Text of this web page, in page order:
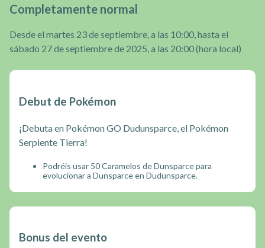
Completamente normal
Desde el martes 23 de septiembre, a las 10:00, hasta el
sábado 27 de septiembre de 2025, a las 20:00 (hora local)
Debut de Pokémon
¡Debuta en Pokémon GO Dudunsparce, el Pokémon
Serpiente Tierra!
Podréis usar 50 Caramelos de Dunsparce para
evolucionar a Dunsparce en Dudunsparce.
Bonus del evento